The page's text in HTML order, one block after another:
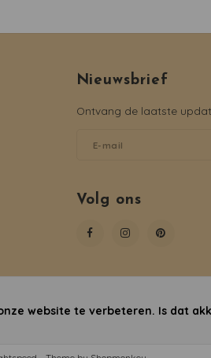
Nieuwsbrief
Ontvang de laatste
Volg ons
website te verbeteren. Is dat